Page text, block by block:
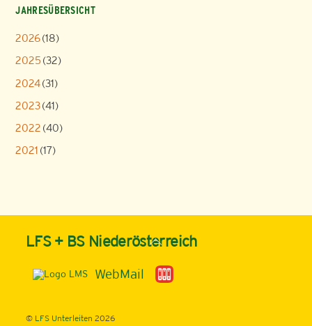
JAHRESÜBERSICHT
2026(18)
2025 (32)
2024(31)
2023(41)
2022 (40)
2021 (17)
Back
Top
LFS + BS Niederösterreich
WebMail
© LFS Unterleiten 2026